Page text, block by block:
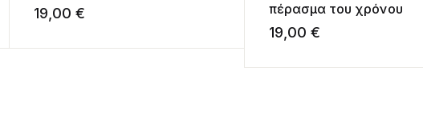
19,00 €
πέρασμα του χρόνου
19,00 €